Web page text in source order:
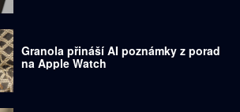
Granola přináší AI poznámky z porad
na Apple Watch